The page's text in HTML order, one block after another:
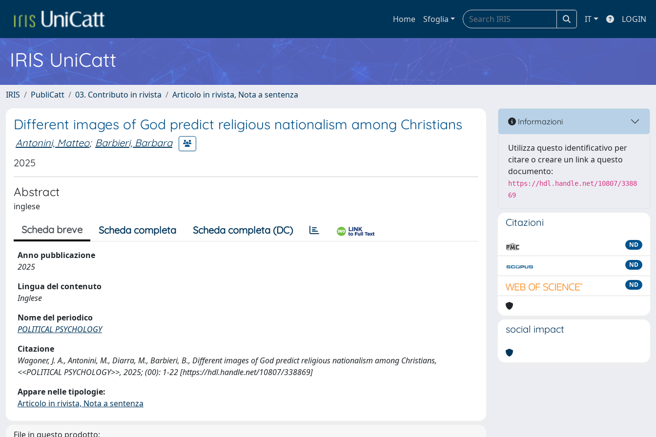
Home Sfoglia IT LOGIN
IRIS UniCatt
IRIS PubliCatt 03. Contributo in rivista Articolo in rivista, Nota a sentenza
Different images of God predict religious nationalism among Christians
Antonini, Matteo; Barbieri, Barbara
2025
Abstract
inglese
Scheda breve Scheda completa Scheda completa (DC)
Anno pubblicazione
2025
Lingua del contenuto
Inglese
Nome del periodico
POLITICAL PSYCHOLOGY
Citazione
Wagoner, J. A., Antonini, M., Diarra, M., Barbieri, B., Different images of God predict religious nationalism among Christians,
<<POLITICAL PSYCHOLOGY>>, 2025; (00): 1-22 [https://hdl.handle.net/10807/338869]
Appare nelle tipologie:
Articolo in rivista, Nota a sentenza
File in questo prodotto:
Informazioni
Utilizza questo identificativo per
citare o creare un link a questo
documento:
https://hdl.handle.net/10807/3388
69
Citazioni
ND
ND
ND
social impact